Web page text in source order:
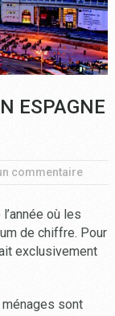
ESPAGNE
commentaire
où les
de chiffre. Pour
exclusivement
sont